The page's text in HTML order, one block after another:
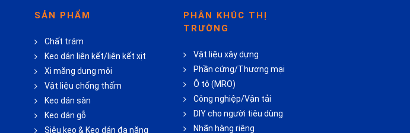
SẢN PHẨM
Chất trám
Keo dán liên kết/liên kết xịt
Xi măng dung môi
Vật liệu chống thấm
Keo dán sàn
Keo dán gỗ
Siêu keo & Keo dán đa năng
PHÂN KHÚC THỊ
TRƯỜNG
Vật liệu xây dựng
Phần cứng/Thương mại
Ô tô (MRO)
Công nghiệp/Vận tải
DIY cho người tiêu dùng
Nhãn hàng riêng